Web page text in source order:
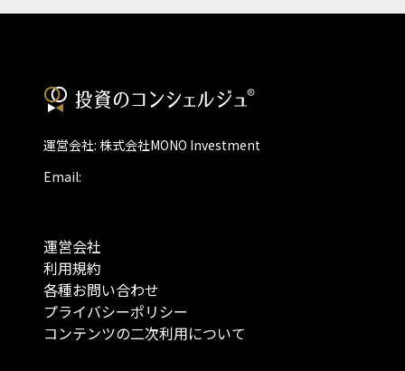
運営会社: 株式会社MONO Investment
Email:
運営会社
利用規約
各種お問い合わせ
プライバシーポリシー
コンテンツの二次利用について